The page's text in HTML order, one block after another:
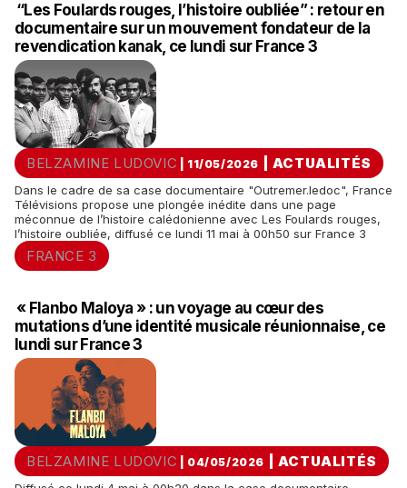
“Les Foulards rouges, l’histoire oubliée” : retour en
documentaire sur un mouvement fondateur de la
revendication kanak, ce lundi sur France 3
BELZAMINE LUDOVIC | 11/05/2026 ACTUALITÉS
Dans le cadre de sa case documentaire "Outremer.ledoc", France
Télévisions propose une plongée inédite dans une page
méconnue de l’histoire calédonienne avec Les Foulards rouges,
l’histoire oubliée, diffusé ce lundi 11 mai à 00h50 sur France 3
FRANCE 3
« Flanbo Maloya » : un voyage au cœur des
mutations d’une identité musicale réunionnaise, ce
lundi sur France 3
BELZAMINE LUDOVIC | 04/05/2026 ACTUALITÉS